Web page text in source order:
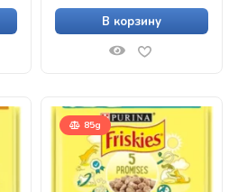
В корзину
85g